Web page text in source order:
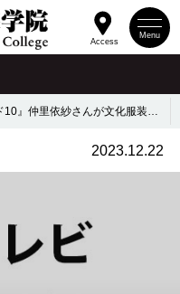
Menu
Access
【見逃し配信】 『沸騰ワード10』仲里依紗さんが文化服装学院で特別講義！
2023.12.22